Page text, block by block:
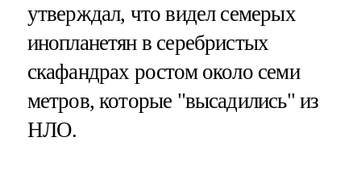
утверждал, что видел семерых
инопланетян в серебристых
скафандрах ростом около семи
метров, которые "высадились" из
НЛО.